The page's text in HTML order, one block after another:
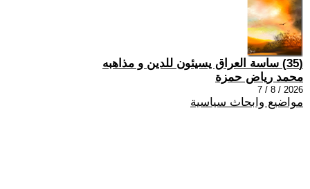
(35) ساسة العراق يسيئون للدين و مذاهبه
محمد رياض حمزة
2026 / 8 / 7
مواضيع وابحاث سياسية